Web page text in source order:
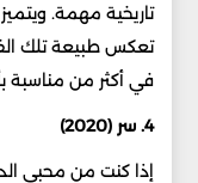
تاريخية مهمة. ويتميز
تعكس طبيعة تلك
في أكثر من مناسبة
4. سر (2020)
إذا كنت من محبي